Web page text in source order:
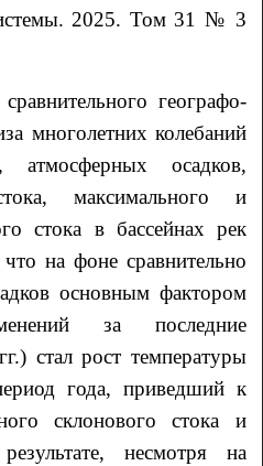
2025. Том 31 № 3
географо-
многолетних колебаний
атмосферных осадков,
максимального и
стока в бассейнах рек
на фоне сравнительно
основным фактором
за последние
стал рост температуры
года, приведший к
склонового стока и
несмотря на